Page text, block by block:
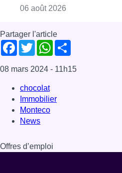
06 août 2026
Partager l'article
Facebook
TwitterWhatsApp
08 mars 2024 - 11h15
chocolat
Immobilier
Monteco
News
Offres d’emploi